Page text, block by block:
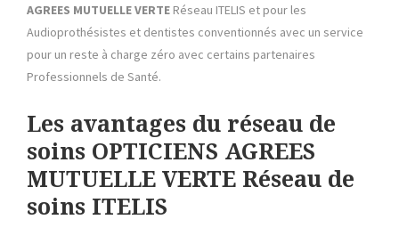
AGREES MUTUELLE VERTE Réseau ITELIS et pour les
Audioprothésistes et dentistes conventionnés avec un service
pour un reste à charge zéro avec certains partenaires
Professionnels de Santé.
Les avantages du réseau de
soins OPTICIENS AGREES
MUTUELLE VERTE Réseau de
soins ITELIS